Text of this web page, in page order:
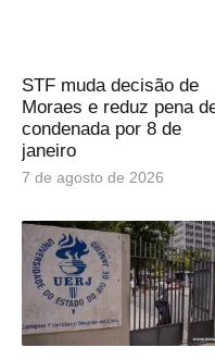
STF muda decisão de
Moraes e reduz pena
condenada por 8 de
janeiro
7 de agosto de 2026